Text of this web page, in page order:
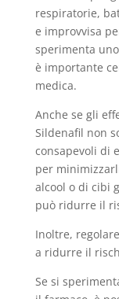
respiratorie,
e improvvisa
sperimenta
è importante
medica.
Anche se gli
Sildenafil non
consapevoli di
per
alcool o di cibi
può ridurre il
Inoltre,
a ridurre il
Se si